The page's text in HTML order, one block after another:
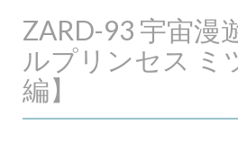
ZARD-93 宇宙
ルプリンセス ミ
編】